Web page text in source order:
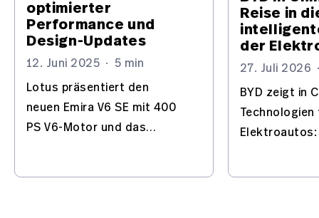
optimierter
Performance und
Design-Updates
12. Juni 2025 · 5 min
Lotus präsentiert den
neuen Emira V6 SE mit 400
PS V6-Motor und das
Reise in
der
27. Juli 2026
BYD zeigt in
Technologien
Elektroautos: